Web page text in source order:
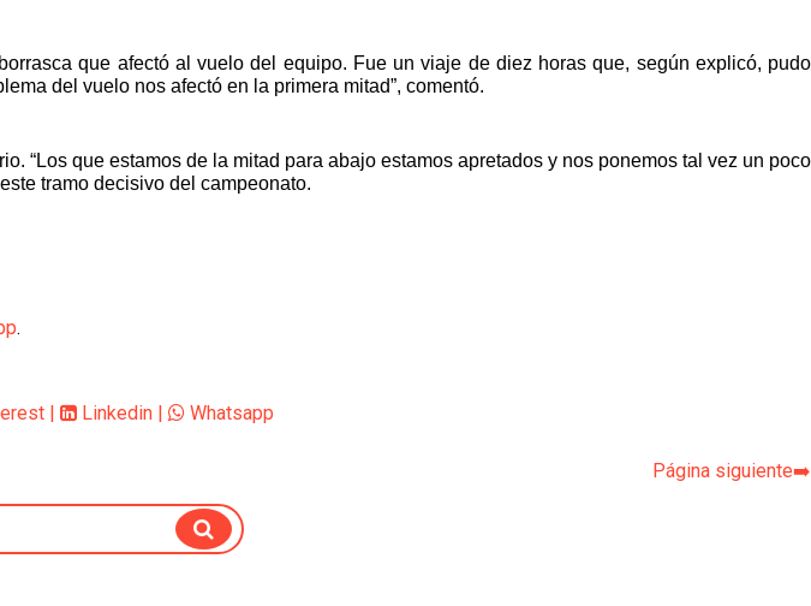
que afectó al vuelo del equipo. Fue un viaje de diez horas que, según explicó, pudo
del vuelo nos afectó en la primera mitad”, comentó.
“Los que estamos de la mitad para abajo estamos apretados y nos ponemos tal vez un poco
tramo decisivo del campeonato.
.
| Linkedin | Whatsapp
Página siguiente➡️